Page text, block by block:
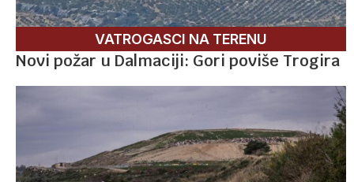
VATROGASCI NA TERENU
Novi požar u Dalmaciji: Gori poviše Trogira